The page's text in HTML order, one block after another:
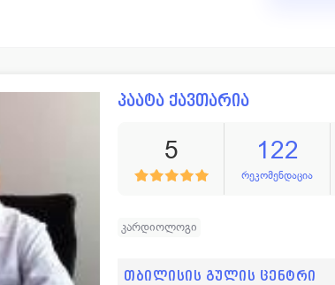
პაატა ქავთარია
5 122
რეკომენდაცია
კარდიოლოგი
თბილისის გულის ცენტრი